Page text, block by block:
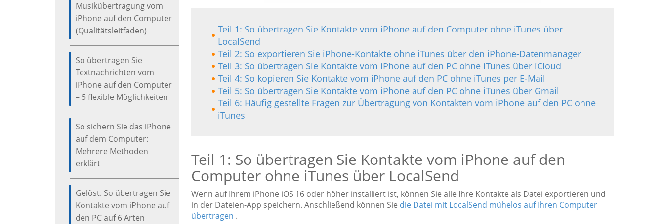
Musikübertragung vom
iPhone auf den Computer
(Qualitätsleitfaden)
So übertragen Sie
Textnachrichten vom
iPhone auf den Computer
– 5 flexible Möglichkeiten
So sichern Sie das iPhone
auf dem Computer:
Mehrere Methoden
erklärt
Gelöst: So übertragen Sie
Kontakte vom iPhone auf
den PC auf 6 Arten
Teil 1: So übertragen Sie Kontakte vom iPhone auf den Computer ohne iTunes über
LocalSend
Teil 2: So exportieren Sie iPhone-Kontakte ohne iTunes über den iPhone-Datenmanager
Teil 3: So übertragen Sie Kontakte vom iPhone auf den PC ohne iTunes über iCloud
Teil 4: So kopieren Sie Kontakte vom iPhone auf den PC ohne iTunes per E-Mail
Teil 5: So übertragen Sie Kontakte vom iPhone auf den PC ohne iTunes über Gmail
Teil 6: Häufig gestellte Fragen zur Übertragung von Kontakten vom iPhone auf den PC ohne
iTunes
Teil 1: So übertragen Sie Kontakte vom iPhone auf den
Computer ohne iTunes über LocalSend
Wenn auf Ihrem iPhone iOS 16 oder höher installiert ist, können Sie alle Ihre Kontakte als Datei exportieren und
in der Dateien-App speichern. Anschließend können Sie die Datei mit LocalSend mühelos auf Ihren Computer
übertragen .